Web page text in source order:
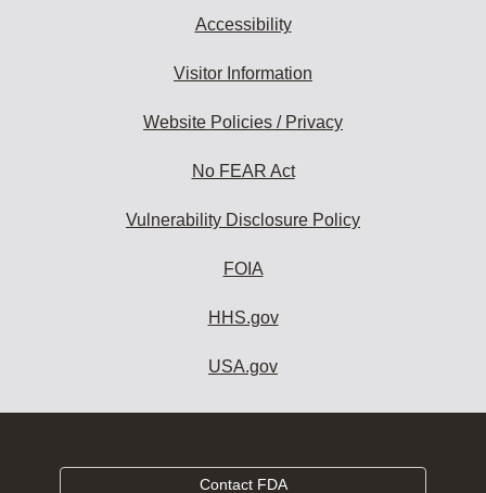
Accessibility
Visitor Information
Website Policies / Privacy
No FEAR Act
Vulnerability Disclosure Policy
FOIA
HHS.gov
USA.gov
Contact FDA